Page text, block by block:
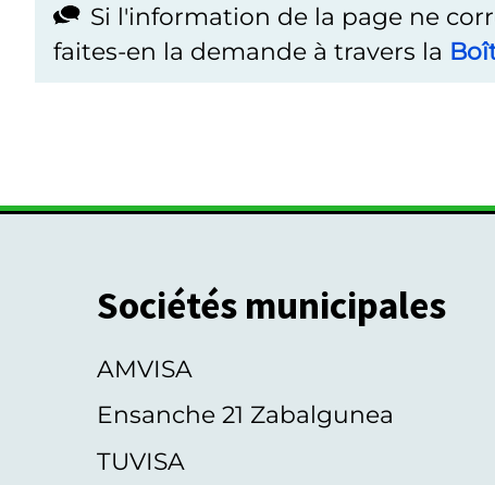
Si l'information de la page ne
faites-en la demande à travers la
Sociétés municipales
AMVISA
Ensanche 21 Zabalgunea
TUVISA